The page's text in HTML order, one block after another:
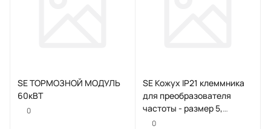
SE ТОРМОЗНОЙ МОДУЛЬ
60кВТ
0
SE Кожух IP21 клеммника
для преобразователя
частоты - размер 5,
VW3A9706
0